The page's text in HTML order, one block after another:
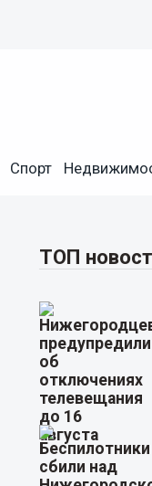
Спорт
ТОП